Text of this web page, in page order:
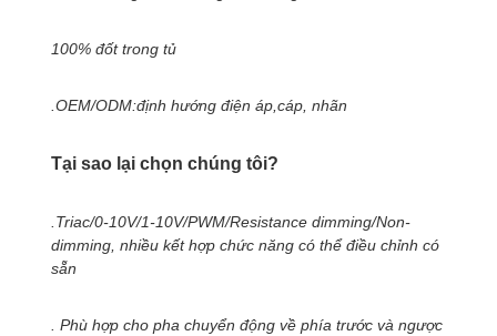
100% đốt trong tủ
.OEM/ODM:định hướng điện áp,cáp, nhãn
Tại sao lại chọn chúng tôi?
.Triac/0-10V/1-10V/PWM/Resistance dimming/Non-
dimming, nhiều kết hợp chức năng có thể điều chỉnh có
sẵn
. Phù hợp cho pha chuyển động về phía trước và ngược